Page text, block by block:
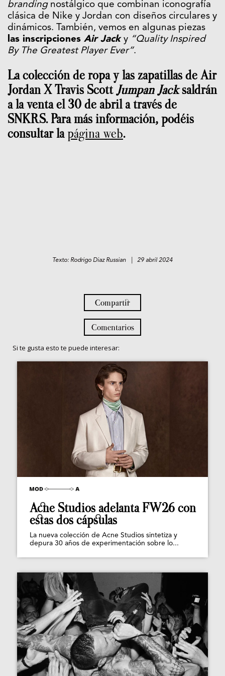
brandingnostálgico que combinan iconografía
clásica de Nike y Jordan con diseños circulares y
dinámicos. También, vemos en algunas piezas
las inscripciones Air Jack y “Quality Inspired
By The Greatest Player Ever”.
La colección de ropa y las zapatillas de Air
Jordan X Travis ScottJumpan Jacksaldrán
a la venta el 30 de abril a través de
SNKRS. Para más información, podéis
consultar lapágina web.
Texto: Rodrigo Diaz Russian | 29 abril 2024
Compartir
Comentarios
Si te gusta esto te puede interesar:
Acne Studios adelanta FW26 con
estas dos cápsulas
La nueva colección de Acne Studios sintetiza y
depura 30 años de experimentación sobre lo...